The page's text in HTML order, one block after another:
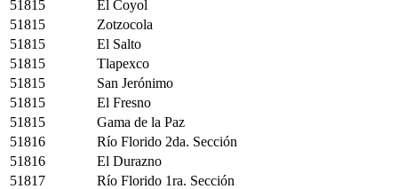
51815
El Coyol
51815
Zotzocola
51815
El Salto
51815
Tlapexco
51815
San Jerónimo
51815
El Fresno
51815
Gama de la Paz
51816
Río Florido 2da. Sección
51816
El Durazno
51817
Río Florido 1ra. Sección